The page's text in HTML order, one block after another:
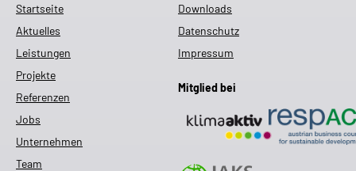
Startseite
Aktuelles
Leistungen
Projekte
Referenzen
Jobs
Unternehmen
Team
Downloads
Datenschutz
Impressum
Mitglied bei